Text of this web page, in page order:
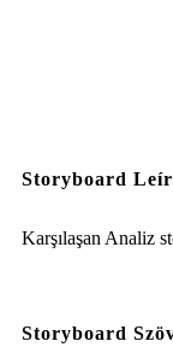
Storyboard
Karşılaşan Analiz
Storyboard